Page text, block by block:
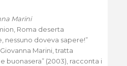
Marini
Roma deserta
nessuno doveva sapere!”
Marini, tratta
buonasera” (2003), racconta i